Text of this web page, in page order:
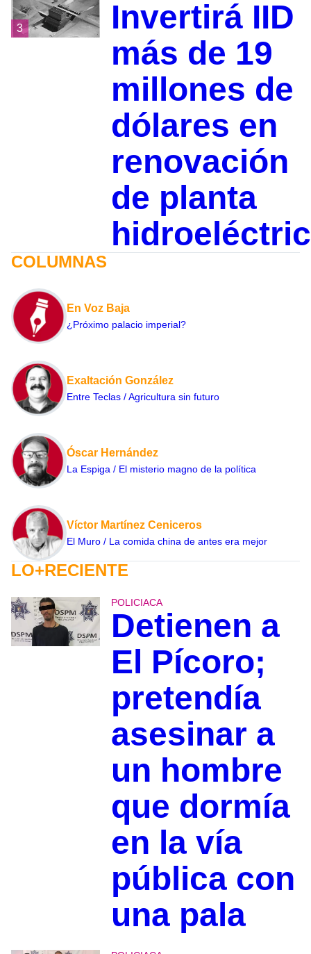
3
Invertirá IID
más de 19
millones de
dólares en
renovación
de planta
COLUMNAS
En Voz Baja
¿Próximo palacio imperial?
Exaltación González
Entre Teclas / Agricultura sin futuro
Óscar Hernández
La Espiga / El misterio magno de la política
Víctor Martínez Ceniceros
El Muro / La comida china de antes era mejor
LO+RECIENTE
POLICIACA
Detienen a
El Pícoro;
pretendía
asesinar a
un hombre
que dormía
en la vía
pública con
una pala